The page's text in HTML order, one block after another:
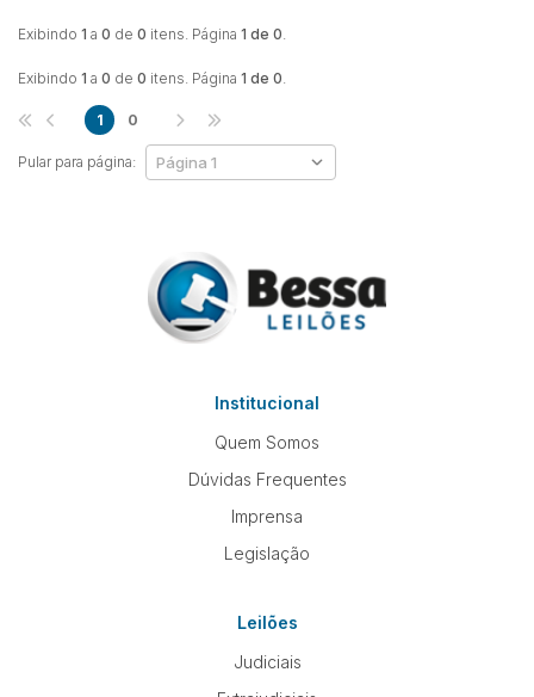
Exibindo 1 a 0 de 0 itens. Página 1 de 0.
Exibindo 1 a 0 de 0 itens. Página 1 de 0.
Pular para página:
1 0
Institucional
Quem Somos
Dúvidas Frequentes
Imprensa
Legislação
Leilões
Judiciais